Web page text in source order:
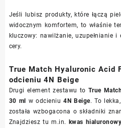
Jeśli lubisz produkty, które łączą
widocznym komfortem, to właśnie
kluczowy: nawilżanie, uzupełnianie i
cery.
True Match Hyaluronic Acid
odcieniu 4N Beige
Drugi element zestawu to True
30 ml
w odcieniu4N Beige. To
została wzbogacona o składniki
Znajdziesz tu m.in.
kwas